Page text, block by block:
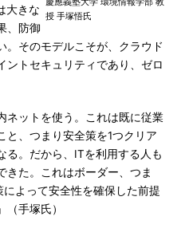
授 手塚悟氏
大きな
、防御
。そのモデルこそが、クラウド
ントセキュリティであり、ゼロ
ットを使う。これは既に従業
と、つまり安全策を1つクリア
る。だから、ITを利用する人も
きた。これはボーダー、つま
によって安全性を確保した前提
手塚氏）